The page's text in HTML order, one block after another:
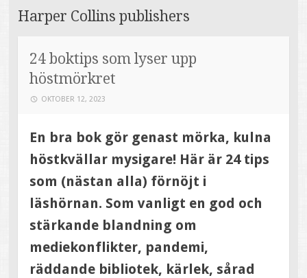
CONTENT
Harper Collins publishers
24 boktips som lyser upp
höstmörkret
OKTOBER 12, 2023
En bra bok gör genast mörka, kulna
höstkvällar mysigare! Här är 24 tips
som (nästan alla) förnöjt i
läshörnan. Som vanligt en god och
stärkande blandning om
mediekonflikter, pandemi,
räddande bibliotek, kärlek, sårad